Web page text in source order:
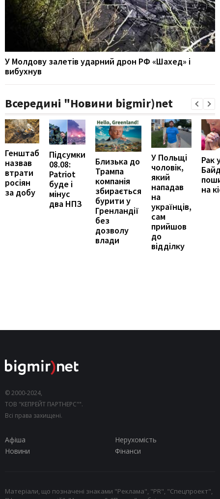
У Молдову залетів ударний дрон РФ «Шахед» і
вибухнув
Всередині "Новини bigmir)net
Генштаб
назвав
втрати
росіян
за добу
Підсумки
08.08:
Patriot
буде і
мінус
два НПЗ
Близька до
Трампа
компанія
збирається
бурити у
Гренландії
без
дозволу
влади
У Польщі
чоловік,
який
нападав
на
українців,
сам
прийшов
до
відділку
Рак
на
© 2000-2024,
ТОВ "КЕПРЕЙТ ПАРТНЕРС"".
Всі права захищені.
Афіша
Нерухомість
Новини
Фінанси
Матеріали, що позначені знаками "Реклама", "PR", "Спецпроект",